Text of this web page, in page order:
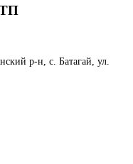
р-н, с. Батагай, ул.